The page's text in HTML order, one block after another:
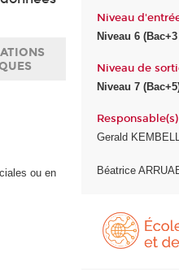
ou en
Niveau
Niveau 6
Niveau de
Niveau 7
Responsable(s)
Gerald
Béatrice